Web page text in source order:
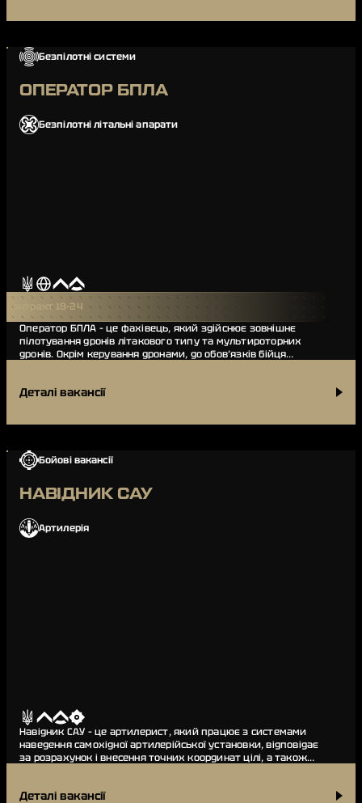
Безпілотні системи
ОПЕРАТОР БПЛА
Безпілотні літальні апарати
Контракт 18-24
Оператор БПЛА – це фахівець, який здійснює зовнішнє
пілотування дронів літакового типу та мультироторних
дронів. Окрім керування дронами, до обов’язків бійця
Деталі вакансії
Бойові вакансії
НАВІДНИК САУ
Артилерія
Навідник САУ – це артилерист, який працює з системами
наведення самохідної артилерійської установки, відповідає
за розрахунок і внесення точних координат цілі, а також
Деталі вакансії